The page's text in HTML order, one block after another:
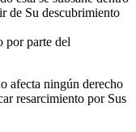
de Su descubrimiento
por parte del
afecta ningún derecho
resarcimiento por Sus